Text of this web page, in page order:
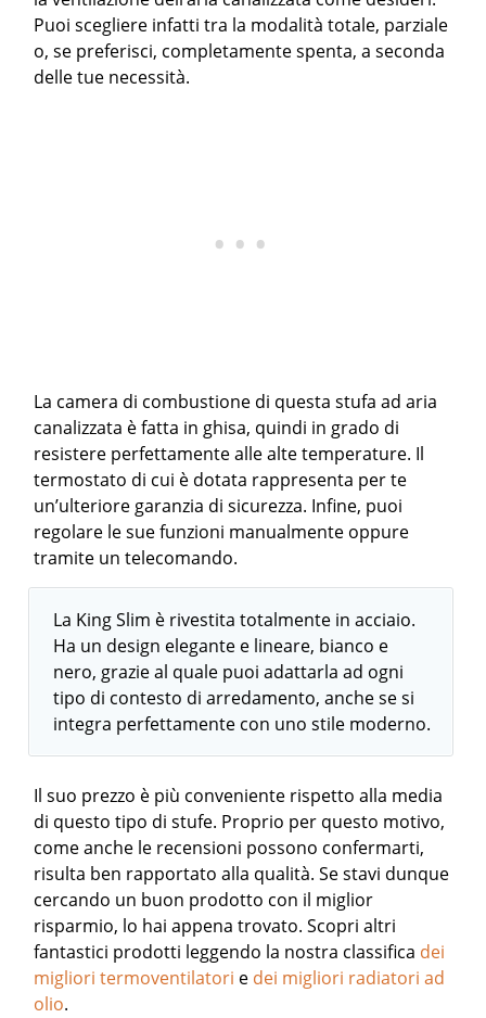
Puoi scegliere infatti tra la modalità totale, parziale
o, se preferisci, completamente spenta, a seconda
delle tue necessità.
La camera di combustione di questa stufa ad aria
canalizzata è fatta in ghisa, quindi in grado di
resistere perfettamente alle alte temperature. Il
termostato di cui è dotata rappresenta per te
un’ulteriore garanzia di sicurezza. Infine, puoi
regolare le sue funzioni manualmente oppure
tramite un telecomando.
La King Slim è rivestita totalmente in acciaio.
Ha un design elegante e lineare, bianco e
nero, grazie al quale puoi adattarla ad ogni
tipo di contesto di arredamento, anche se si
integra perfettamente con uno stile moderno.
Il suo prezzo è più conveniente rispetto alla media
di questo tipo di stufe. Proprio per questo motivo,
come anche le recensioni possono confermarti,
risulta ben rapportato alla qualità. Se stavi dunque
cercando un buon prodotto con il miglior
risparmio, lo hai appena trovato.Scopri altri
fantastici prodotti leggendo la nostra classifica dei
migliori termoventilatori e dei migliori radiatori ad
olio.